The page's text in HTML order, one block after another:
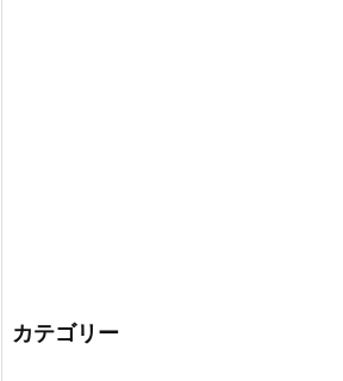
カテゴリー